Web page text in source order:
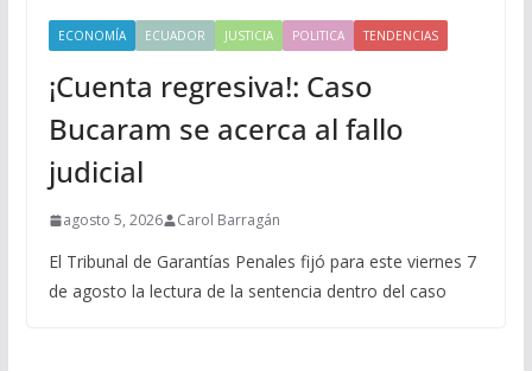
ECONOMÍA ECUADOR JUSTICIA POLITICA TENDENCIAS
¡Cuenta regresiva!: Caso
Bucaram se acerca al fallo
judicial
agosto 5, 2026 Carol Barragán
El Tribunal de Garantías Penales fijó para este viernes 7
de agosto la lectura de la sentencia dentro del caso